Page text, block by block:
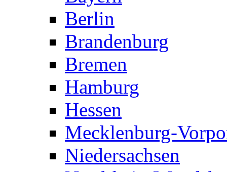
Berlin
Brandenburg
Bremen
Hamburg
Hessen
Mecklenburg-
Niedersachsen